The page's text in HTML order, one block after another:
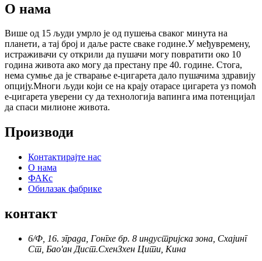
О нама
Више од 15 људи умрло је од пушења сваког минута на
планети, а тај број и даље расте сваке године.У међувремену,
истраживачи су открили да пушачи могу повратити око 10
година живота ако могу да престану пре 40. године. Стога,
нема сумње да је стварање е-цигарета дало пушачима здравију
опцију.Многи људи који се на крају отарасе цигарета уз помоћ
е-цигарета уверени су да технологија вапинга има потенцијал
да спаси милионе живота.
Производи
Контактирајте нас
О нама
ФАКс
Обилазак фабрике
контакт
6/Ф, 16. зграда, Гонгхе бр. 8 индустријска зона, Схајинг
Ст, Бао'ан Дист.СхенЗхен Цити, Кина